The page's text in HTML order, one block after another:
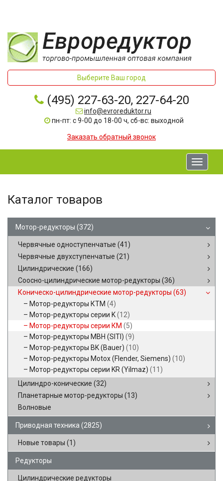
Выберите Ваш город
(495) 227-63-20, 227-64-20
info@evroreduktor.ru
пн-пт: с 9-00 до 18-00 ч, сб-вс: выходной
Заказать обратный звонок
Toggle
Каталог товаров
Мотор-редукторы (372)
Червячные одноступенчатые (41)
Червячные двухступенчатые (21)
Цилиндрические (166)
Соосно-цилиндрические мотор-редукторы (36)
Коническо-цилиндрические мотор-редукторы (63)
Мотор-редукторы КТМ (4)
Мотор-редукторы серии K(12)
Мотор-редукторы серии КМ (5)
Мотор-редукторы MBH (SITI) (9)
Мотор-редукторы BK (Bauer) (10)
Мотор-редукторы Motox (Flender, Siemens) (10)
Мотор-редукторы серии KR (Yilmaz) (11)
Цилиндро-конические (32)
Планетарные мотор-редукторы (13)
Волновые
Приводная техника (2825)
Новые товары (1)
Редукторы
Цилиндрические редукторы